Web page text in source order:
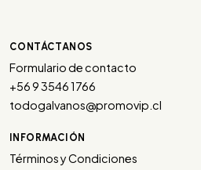
CONTÁCTANOS
Formulario de contacto
+56 9 3546 1766
todogalvanos@promovip.cl
INFORMACIÓN
Términos y Condiciones